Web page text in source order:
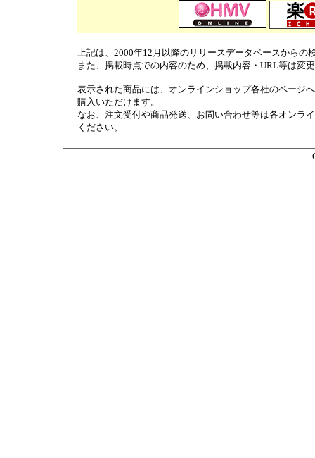
上記は、2000年12月以降のリリースデータベースからの
また、掲載時点での内容のため、掲載内容・URL等は変
表示された商品には、オンラインショップ各社のページ
購入いただけます。
なお、注文受付や商品発送、お問い合わせ等は各オンラ
ください。